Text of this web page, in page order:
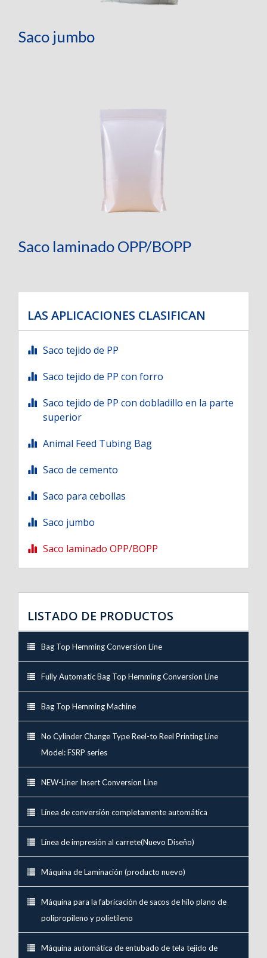
Saco jumbo
Saco laminado OPP/BOPP
LAS APLICACIONES CLASIFICAN
Saco tejido de PP
Saco tejido de PP con forro
Saco tejido de PP con dobladillo en la parte
superior
Animal Feed Tubing Bag
Saco de cemento
Saco para cebollas
Saco jumbo
Saco laminado OPP/BOPP
LISTADO DE PRODUCTOS
Bag Top Hemming Conversion Line
Fully Automatic Bag Top Hemming Conversion Line
Bag Top Hemming Machine
No Cylinder Change Type Reel-to Reel Printing Line
Model: FSRP series
NEW-Liner Insert Conversion Line
Línea de conversión completamente automática
Línea de impresión al carrete(Nuevo Diseño)
Máquina de Laminación (producto nuevo)
Máquina para la fabricación de sacos de hilo plano de
polipropileno y polietileno
Máquina automática de entubado de tela tejido de